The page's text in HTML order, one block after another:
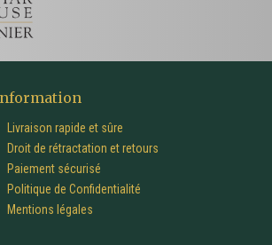
Livraison rapide et sûre
Droit de rétractation et retours
Paiement sécurisé
Politique de Confidentialité
Mentions légales